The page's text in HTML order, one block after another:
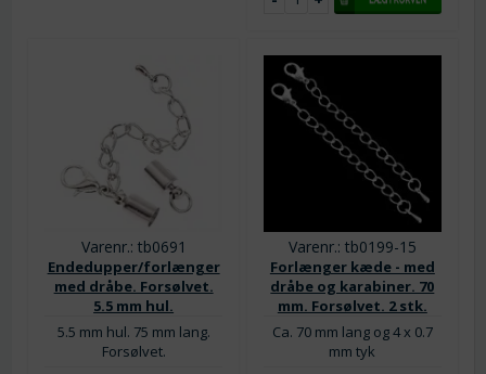
Varenr.: tb0691
Endedupper/forlænger
med dråbe. Forsølvet.
5.5 mm hul.
5.5 mm hul. 75 mm lang.
Forsølvet.
Varenr.: tb0199-15
Forlænger kæde - med
dråbe og karabiner. 70
mm. Forsølvet. 2 stk.
Ca. 70 mm lang og 4 x 0.7
mm tyk